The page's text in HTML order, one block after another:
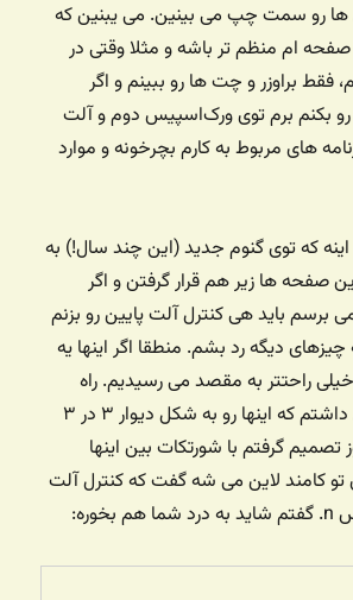
ها رو سمت چپ می بینین. می یبنین که
ام منظم تر باشه و مثلا وقتی در
فقط براوزر و چت ها رو ببینم و اگر
بکنم برم توی ورک‌اسپیس دوم و آلت
های مربوط به کارم بچرخونه و موارد
که توی گنوم جدید (این چند سال!) به
ها زیر هم قرار گرفتن و اگر
برسم باید هی کنترل آلت پایین رو بزنم
دیگه رد بشم. منطقا اگر اینها یه
در ۳ بودن خیلی راحتتر به مقصد می رسیدیم. راه
حل؟ قبلا یه پلاگین داشتم که اینها رو به شکل دیوار ۳ در ۳
تصمیم گرفتم با شورتکات بین اینها
تو کامند لاین می شه گفت که کنترل آلت